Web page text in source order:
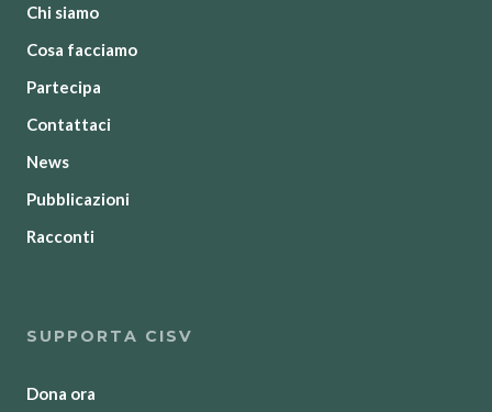
Chi siamo
Cosa facciamo
Partecipa
Contattaci
News
Pubblicazioni
Racconti
SUPPORTA CISV
Dona ora